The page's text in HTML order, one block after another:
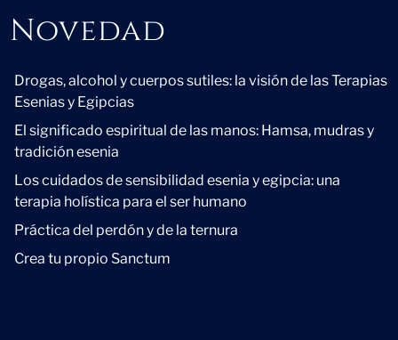
Novedad
Novedad
Drogas, alcohol y cuerpos sutiles: la visión de las Terapias
Esenias y Egipcias
El significado espiritual de las manos: Hamsa, mudras y
tradición esenia
Los cuidados de sensibilidad esenia y egipcia: una
terapia holística para el ser humano
Práctica del perdón y de la ternura
Crea tu propio Sanctum